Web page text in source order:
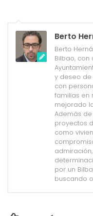
Berto
Berto
Bilbao,
y deseo
con
familias en
mejorado
Además
proyectos
como
por un
buscando